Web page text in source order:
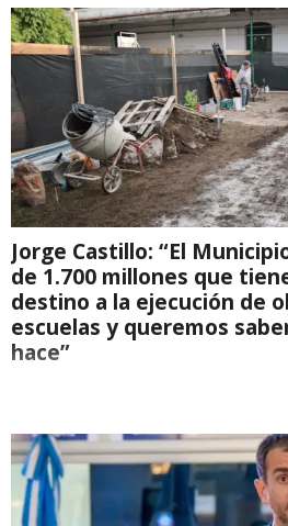
Jorge Castillo: “El
de 1.700 millones que
destino a la ejecución de
escuelas y queremos
hace”